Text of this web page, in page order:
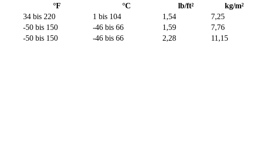
°F °C lb/ft²
kg/m²
34 bis 220 1 bis 104 1,54
7,25
-50 bis 150 -46 bis 66 1,59
7,76
-50 bis 150 -46 bis 66 2,28 11,15